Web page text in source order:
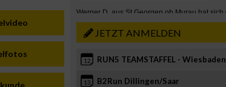
JETZT ANMELDEN
12 RUN5 TEAMSTAFFEL - Wiesbaden
13 B2Run Dillingen/Saar